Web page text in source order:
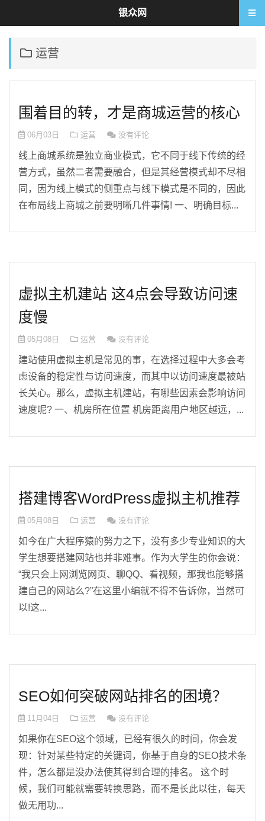
运营
围着目的转，才是商城运营的核心
06月03日 运营 没有评论
线上商城系统是独立商业模式，它不同于线下传统的经
营方式，虽然二者需要融合，但是其经营模式却不尽相
同，因为线上模式的侧重点与线下模式是不同的，因此
在布局线上商城之前要明晰几件事情! 一、明确目标...
虚拟主机建站 这4点会导致访问速
度慢
05月08日 运营 没有评论
建站使用虚拟主机是常见的事，在选择过程中大多会考
虑设备的稳定性与访问速度，而其中以访问速度最被站
长关心。那么，虚拟主机建站，有哪些因素会影响访问
速度呢? 一、机房所在位置 机房距离用户地区越远，...
搭建博客WordPress虚拟主机推荐
05月08日 运营 没有评论
如今在广大程序猿的努力之下，没有多少专业知识的大
学生想要搭建网站也并非难事。作为大学生的你会说：
“我只会上网浏览网页、聊QQ、看视频，那我也能够搭
建自己的网站么?”在这里小编就不得不告诉你，当然可
以!这...
SEO如何突破网站排名的困境？
11月04日 运营 没有评论
如果你在SEO这个领域，已经有很久的时间，你会发
现：针对某些特定的关键词，你基于自身的SEO技术条
件，怎么都是没办法使其得到合理的排名。 这个时
候，我们可能就需要转换思路，而不是长此以往，每天
做无用功...
银众网